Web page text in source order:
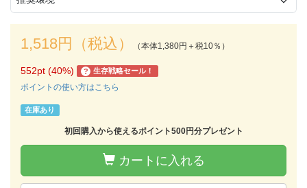
1,518円（税込） （本体1,380円＋税10％）
552pt (40%) ? 生存戦略セール！
ポイントの使い方はこちら
在庫あり
初回購入から使えるポイント500円分プレゼント
カートに入れる